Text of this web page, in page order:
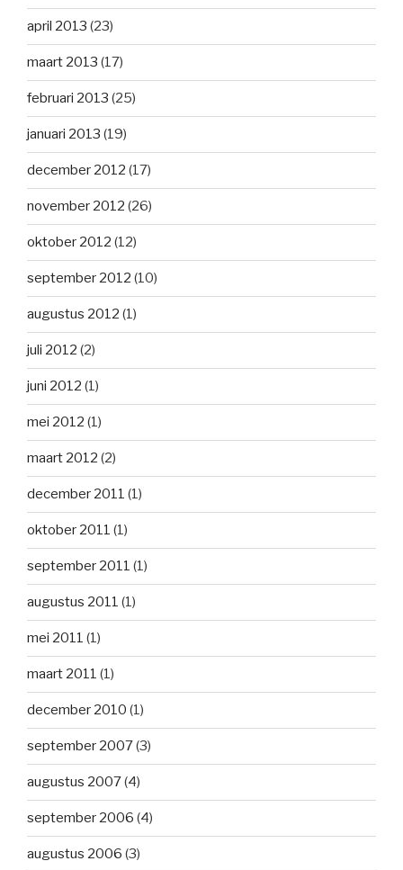
april 2013 (23)
maart 2013 (17)
februari 2013 (25)
januari 2013 (19)
december 2012 (17)
november 2012 (26)
oktober 2012 (12)
september 2012 (10)
augustus 2012 (1)
juli 2012 (2)
juni 2012 (1)
mei 2012 (1)
maart 2012 (2)
december 2011 (1)
oktober 2011 (1)
september 2011 (1)
augustus 2011 (1)
mei 2011 (1)
maart 2011 (1)
december 2010 (1)
september 2007(3)
augustus 2007(4)
september 2006 (4)
augustus 2006 (3)